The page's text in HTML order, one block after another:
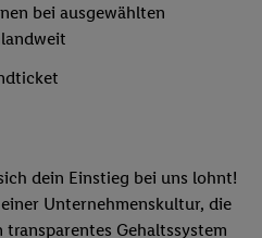
bei ausgewählten
dein Einstieg bei uns lohnt!
Unternehmenskultur, die
Gehaltssystem